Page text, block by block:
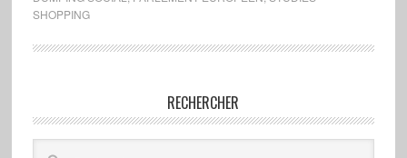
SHOPPING
RECHERCHER